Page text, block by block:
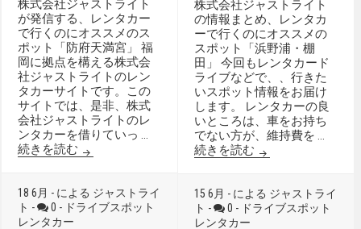
株式会社ジャストライト
が発信する、レンタカー
で行くのにオススメのス
ポット「防府天満宮」 福
岡に拠点を構える株式会
社ジャストライトのレン
タカーサイトです。この
サイトでは、是非、株式
会社ジャストライトのレ
ンタカーを借りていっ …
続きを読む
株式会社ジャストライト/福岡/レンタカー/「防府
18 6月 - による ジャストライ
ト -
0 - ドライブスポット
レンタカー
株式会社ジャストライト
の情報まとめ、レンタカ
ーで行くのにオススメの
スポット「浜野浦・棚
田」 今回もレンタカード
ライブなどで、、行きた
いスポット情報をお届け
します。 レンタカーの良
いところは、車をお持ち
でない方が、維持費を …
続きを読む
株式会社ジャス
15 6月 - による ジャストライ
ト -
0 - ドライブスポット
レンタカー